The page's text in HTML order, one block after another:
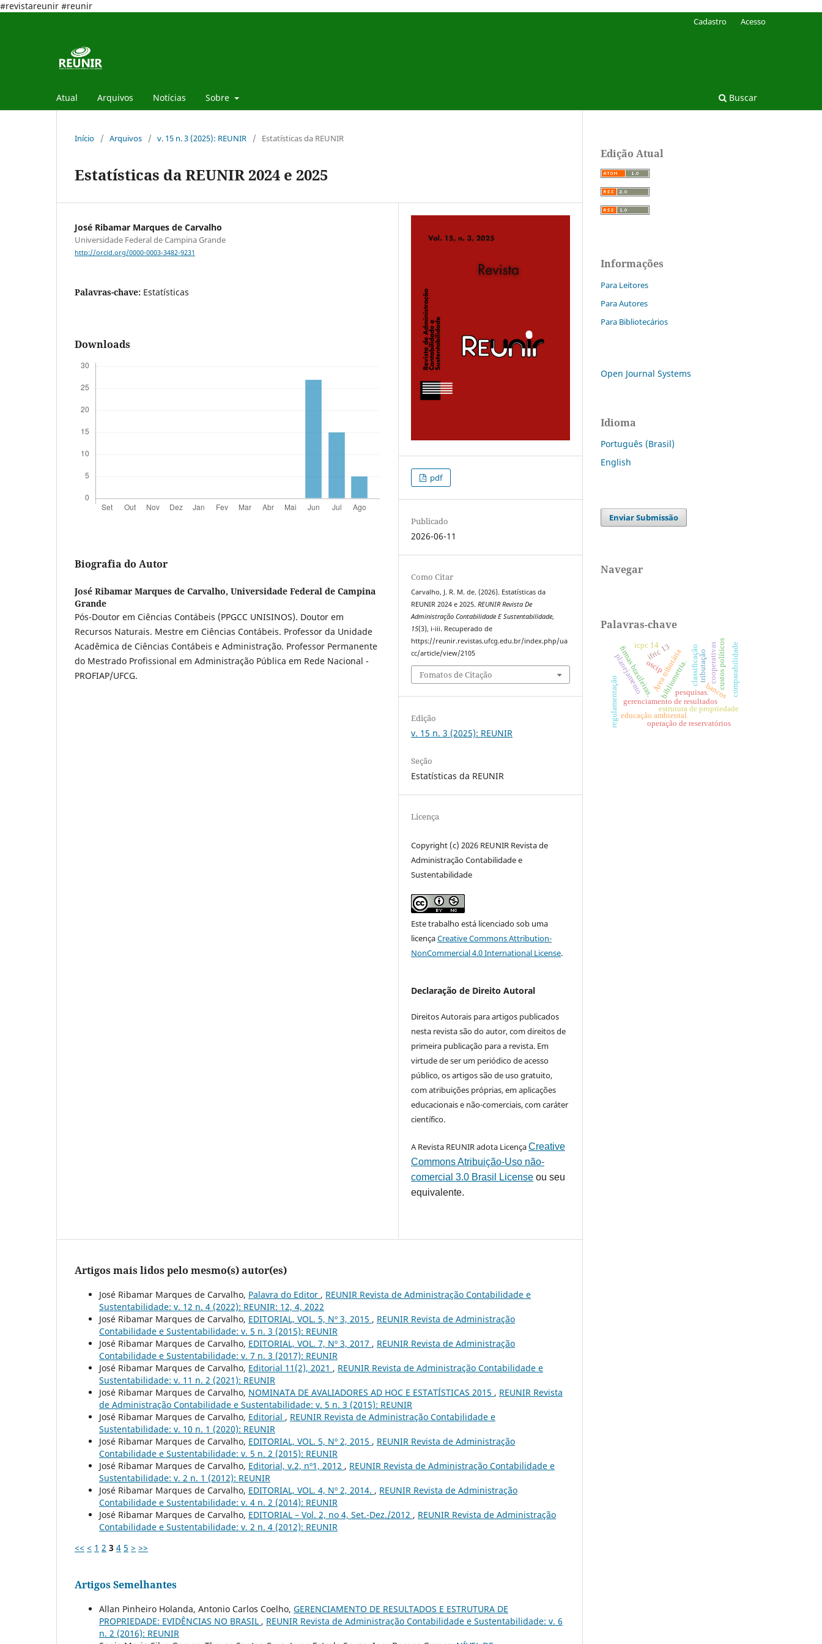
#revistareunir #reunir
Atual Arquivos Notícias Sobre Buscar
Cadastro Acesso
Início / Arquivos / v. 15 n. 3 (2025): REUNIR / Estatísticas da REUNIR
Estatísticas da REUNIR 2024 e 2025
José Ribamar Marques de Carvalho
Universidade Federal de Campina Grande
http://orcid.org/0000-0003-3482-9231
Palavras-chave: Estatísticas
Downloads
Biografia do Autor
José Ribamar Marques de Carvalho, Universidade Federal de Campina
Grande
Pós-Doutor em Ciências Contábeis (PPGCC UNISINOS). Doutor em
Recursos Naturais. Mestre em Ciências Contábeis. Professor da Unidade
Acadêmica de Ciências Contábeis e Administração. Professor Permanente
do Mestrado Profissional em Administração Pública em Rede Nacional -
PROFIAP/UFCG.
pdf
Publicado
2026-06-11
Como Citar
Carvalho, J. R. M. de. (2026). Estatísticas da
REUNIR 2024 e 2025.REUNIR Revista De
Administração Contabilidade E Sustentabilidade,
15(3), i-iii. Recuperado de
https://reunir.revistas.ufcg.edu.br/index.php/ua
cc/article/view/2105
Fomatos de Citação
Edição
v. 15 n. 3 (2025): REUNIR
Seção
Estatísticas da REUNIR
Licença
Copyright (c) 2026 REUNIR Revista de
Administração Contabilidade e
Sustentabilidade
Este trabalho está licenciado sob uma
licençaCreative Commons Attribution-
NonCommercial 4.0 International License.
Declaração de Direito Autoral
Direitos Autorais para artigos publicados
nesta revista são do autor, com direitos de
primeira publicação para a revista. Em
virtude de ser um periódico de acesso
público, os artigos são de uso gratuito,
com atribuições próprias, em aplicações
educacionais e não-comerciais, com caráter
científico.
A Revista REUNIR adota LicençaCreative
Commons Atribuição-Uso não-
comercial 3.0 Brasil License ou seu
equivalente.
Artigos mais lidos pelo mesmo(s) autor(es)
José Ribamar Marques de Carvalho, Palavra do Editor , REUNIR Revista de Administração Contabilidade e
Sustentabilidade: v. 12 n. 4 (2022): REUNIR: 12, 4, 2022
José Ribamar Marques de Carvalho, EDITORIAL, VOL. 5, Nº 3, 2015 , REUNIR Revista de Administração
Contabilidade e Sustentabilidade: v. 5 n. 3 (2015): REUNIR
José Ribamar Marques de Carvalho, EDITORIAL, VOL. 7, Nº 3, 2017 , REUNIR Revista de Administração
Contabilidade e Sustentabilidade: v. 7 n. 3 (2017): REUNIR
José Ribamar Marques de Carvalho, Editorial 11(2), 2021 , REUNIR Revista de Administração Contabilidade e
Sustentabilidade: v. 11 n. 2 (2021): REUNIR
José Ribamar Marques de Carvalho, NOMINATA DE AVALIADORES AD HOC E ESTATÍSTICAS 2015 , REUNIR Revista
de Administração Contabilidade e Sustentabilidade: v. 5 n. 3 (2015): REUNIR
José Ribamar Marques de Carvalho, Editorial , REUNIR Revista de Administração Contabilidade e
Sustentabilidade: v. 10 n. 1 (2020): REUNIR
José Ribamar Marques de Carvalho, EDITORIAL, VOL. 5, Nº 2, 2015 , REUNIR Revista de Administração
Contabilidade e Sustentabilidade: v. 5 n. 2 (2015): REUNIR
José Ribamar Marques de Carvalho, Editorial, v.2, nº1, 2012 , REUNIR Revista de Administração Contabilidade e
Sustentabilidade: v. 2 n. 1 (2012): REUNIR
José Ribamar Marques de Carvalho, EDITORIAL, VOL. 4, Nº 2, 2014. , REUNIR Revista de Administração
Contabilidade e Sustentabilidade: v. 4 n. 2 (2014): REUNIR
José Ribamar Marques de Carvalho, EDITORIAL – Vol. 2, no 4, Set.-Dez./2012 , REUNIR Revista de Administração
Contabilidade e Sustentabilidade: v. 2 n. 4 (2012): REUNIR
<< < 1 2 3 4 5 > >>
Artigos Semelhantes
Allan Pinheiro Holanda, Antonio Carlos Coelho, GERENCIAMENTO DE RESULTADOS E ESTRUTURA DE
PROPRIEDADE: EVIDÊNCIAS NO BRASIL , REUNIR Revista de Administração Contabilidade e Sustentabilidade: v. 6
n. 2 (2016): REUNIR
Edição Atual
Informações
Para Leitores
Para Autores
Para Bibliotecários
Open Journal Systems
Idioma
Português (Brasil)
English
Enviar Submissão
Navegar
Palavras-chave
classificação
Área tributária tributação
gerenciamento de resultados
estrutura de propriedade
firmas brasileiras.bibliometria. bancos
regulamentação pesquisas.
oscip
educação ambiental.
custos políticos
ifric 13 comparabilidade
operação de reservatórios
planejamento
icpc 14 cooperativas